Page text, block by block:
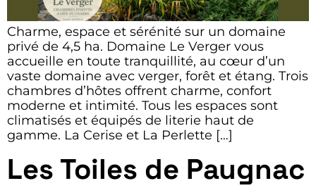
Charme, espace et sérénité sur un domaine
privé de 4,5 ha. Domaine Le Verger vous
accueille en toute tranquillité, au cœur d’un
vaste domaine avec verger, forêt et étang. Trois
chambres d’hôtes offrent charme, confort
moderne et intimité. Tous les espaces sont
climatisés et équipés de literie haut de
gamme. La Cerise et La Perlette […]
Les Toiles de Paugnac